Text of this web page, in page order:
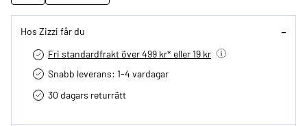
Hos Zizzi får du
Fri standardfrakt över 499 kr* eller 19 kr
Snabb leverans: 1-4 vardagar
30 dagars returrätt­